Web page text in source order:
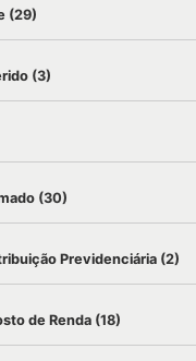
(29)
(3)
(30)
Previdenciária (2)
de Renda (18)